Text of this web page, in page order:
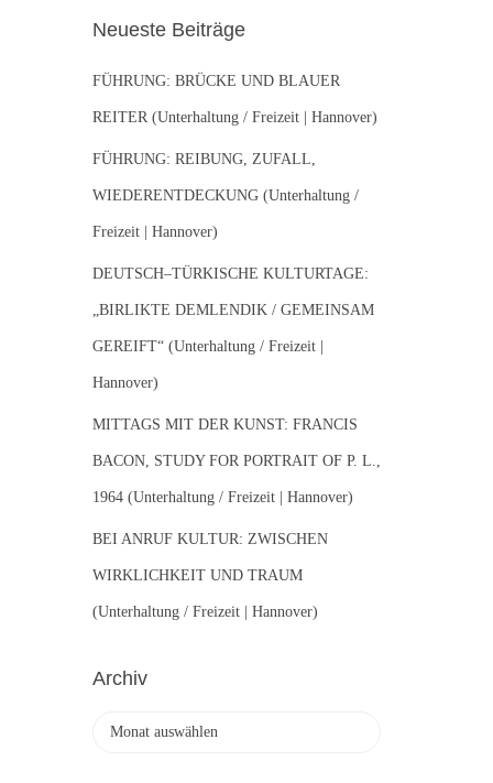
n
a
c
:
Neueste Beiträge
FÜHRUNG: BRÜCKE UND BLAUER
REITER (Unterhaltung / Freizeit | Hannover)
FÜHRUNG: REIBUNG, ZUFALL,
WIEDERENTDECKUNG (Unterhaltung /
Freizeit | Hannover)
DEUTSCH–TÜRKISCHE KULTURTAGE:
„BIRLIKTE DEMLENDIK / GEMEINSAM
GEREIFT“ (Unterhaltung / Freizeit |
Hannover)
MITTAGS MIT DER KUNST: FRANCIS
BACON, STUDY FOR PORTRAIT OF P. L.,
1964 (Unterhaltung / Freizeit | Hannover)
BEI ANRUF KULTUR: ZWISCHEN
WIRKLICHKEIT UND TRAUM
(Unterhaltung / Freizeit | Hannover)
Archiv